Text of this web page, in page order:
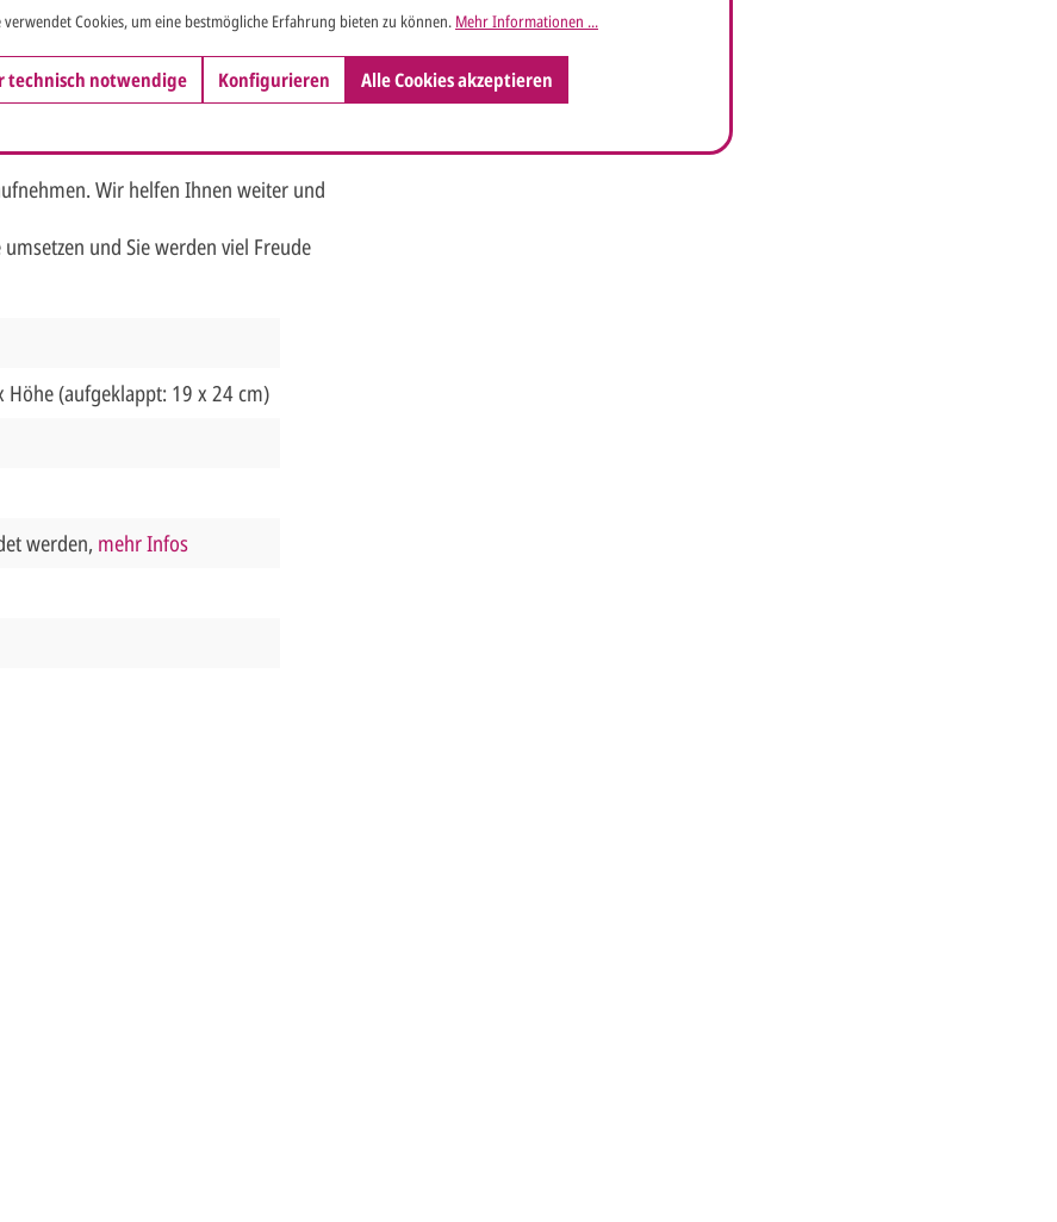
gefertigt und leistet
Wir helfen Ihnen weiter und
und Sie werden viel Freude
(aufgeklappt: 19 x 24 cm)
werden, mehr Infos
verwendet Cookies, um eine bestmögliche Erfahrung bieten zu können. Mehr Informationen ...
technisch notwendige Konfigurieren Alle Cookies akzeptieren